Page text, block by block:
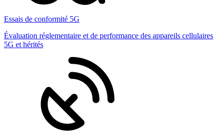
Essais de conformité 5G
Évaluation réglementaire et de performance des appareils cellulaires
5G et hérités